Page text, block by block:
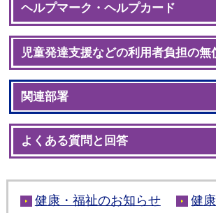
ヘルプマーク・ヘルプカード
児童発達支援などの利用者負担の無
関連部署
よくある質問と回答
健康・福祉のお知らせ 健康